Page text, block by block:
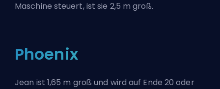
Maschine steuert, ist sie 2,5 m groß.
Phoenix
Jean ist 1,65 m groß und wird auf Ende 20 oder